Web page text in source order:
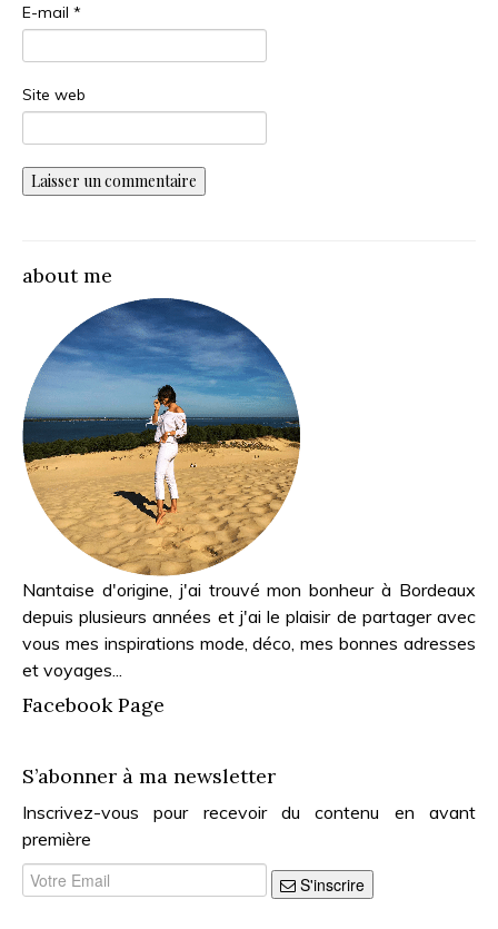
E-mail *
Site web
about me
Nantaise d'origine, j'ai trouvé mon bonheur à Bordeaux
depuis plusieurs années et j'ai le plaisir de partager avec
vous mes inspirations mode, déco, mes bonnes adresses
et voyages...
Facebook Page
S’abonner à ma newsletter
Inscrivez-vous pour recevoir du contenu en avant
première
S'inscrire